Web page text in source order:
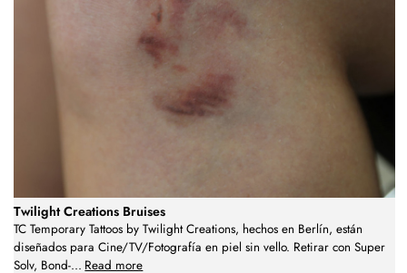
Twilight Creations Bruises
TC Temporary Tattoos by Twilight Creations, hechos en Berlín, están
diseñados para Cine/TV/Fotografía en piel sin vello. Retirar con Super
Solv, Bond-... Read more